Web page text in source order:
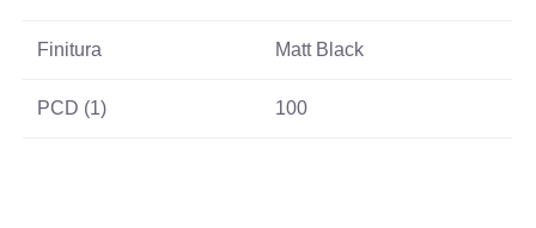
Finitura Matt Black
PCD (1) 100